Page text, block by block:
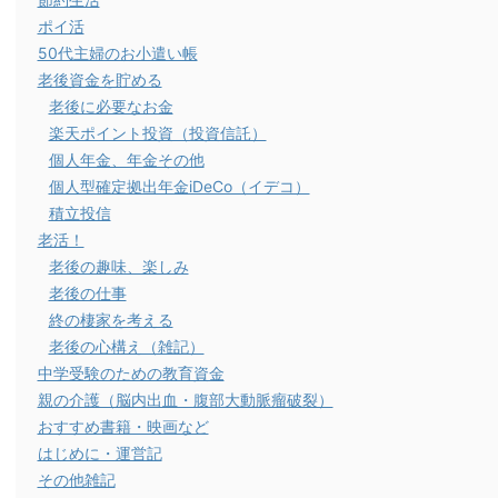
ポイ活
50代主婦のお小遣い帳
老後資金を貯める
老後に必要なお金
楽天ポイント投資（投資信託）
個人年金、年金その他
個人型確定拠出年金iDeCo（イデコ）
積立投信
老活！
老後の趣味、楽しみ
老後の仕事
終の棲家を考える
老後の心構え（雑記）
中学受験のための教育資金
親の介護（脳内出血・腹部大動脈瘤破裂）
おすすめ書籍・映画など
はじめに・運営記
その他雑記